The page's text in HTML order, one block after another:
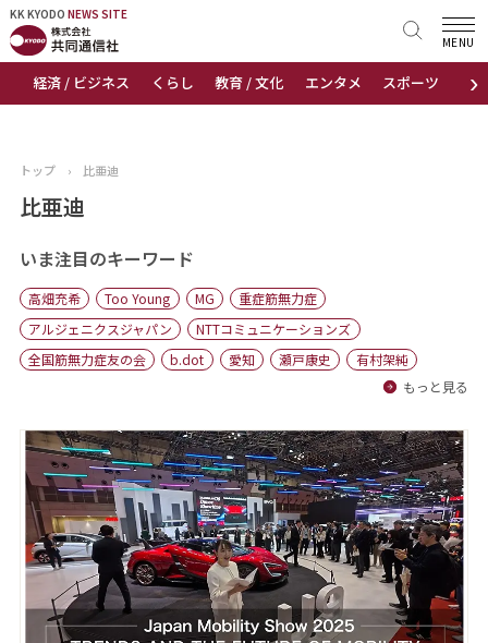
KK KYODO NEWS SITE
›
経済 / ビジネス くらし 教育 / 文化 エンタメ スポーツ 地域
MENU
KK KYODONEWS SITE
トップページ
ニュース
おすすめコンテンツ
出版物
会社概要
トップ › 比亜迪
比亜迪
いま注目のキーワード
高畑充希 Too Young MG
重症筋無力症
アルジェニクスジャパン
NTTコミュニケーションズ
全国筋無力症友の会
b.dot 愛知 瀬戸康史
有村架純
もっと見る